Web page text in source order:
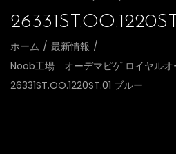
ホーム / 最新情報 /
Noob工場 オーデマピゲ ロイヤルオ
26331ST.OO.1220ST.01 ブルー